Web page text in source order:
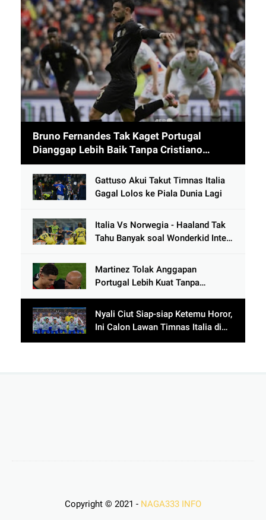
Bruno Fernandes Tak Kaget Portugal
Dianggap Lebih Baik Tanpa Cristiano
Ronaldo usai Cetak 9 Gol
Gattuso Akui Takut Timnas Italia
Gagal Lolos ke Piala Dunia Lagi
Italia Vs Norwegia - Haaland Tak
Tahu Banyak soal Wonderkid Inter
Martinez Tolak Anggapan
Portugal Lebih Kuat Tanpa
di Bawah Thailand
Nyali Ciut Siap-siap Ketemu Horor,
Ini Calon Lawan Timnas Italia di
Babak Play-Off
Copyright © 2021 - NAGA333 INFO